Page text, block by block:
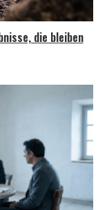
die bleiben